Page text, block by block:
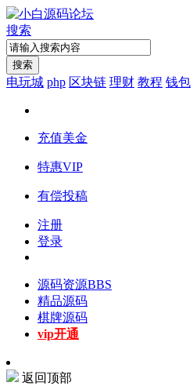
搜索
搜索
电玩城 php 区块链 理财 教程 钱包
充值美金
特惠VIP
有偿投稿
注册
登录
源码资源BBS
精品源码
棋牌源码
vip开通
返回顶部